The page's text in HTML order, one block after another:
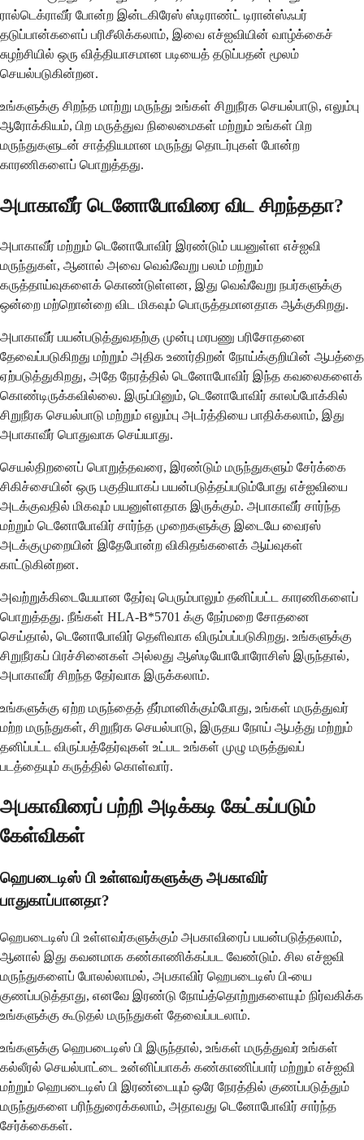
ரால்டெக்ராவீர் போன்ற இன்டகிரேஸ் ஸ்டிராண்ட் டிரான்ஸ்ஃபர்
தடுப்பான்களைப் பரிசீலிக்கலாம், இவை எச்ஐவியின் வாழ்க்கைச்
சுழற்சியில் ஒரு வித்தியாசமான படியைத் தடுப்பதன் மூலம்
செயல்படுகின்றன.
உங்களுக்கு சிறந்த மாற்று மருந்து உங்கள் சிறுநீரக செயல்பாடு, எலும்பு
ஆரோக்கியம், பிற மருத்துவ நிலைமைகள் மற்றும் உங்கள் பிற
மருந்துகளுடன் சாத்தியமான மருந்து தொடர்புகள் போன்ற
காரணிகளைப் பொறுத்தது.
அபாகாவீர் டெனோபோவிரை விட சிறந்ததா?
அபாகாவீர் மற்றும் டெனோபோவிர் இரண்டும் பயனுள்ள எச்ஐவி
மருந்துகள், ஆனால் அவை வெவ்வேறு பலம் மற்றும்
கருத்தாய்வுகளைக் கொண்டுள்ளன, இது வெவ்வேறு நபர்களுக்கு
ஒன்றை மற்றொன்றை விட மிகவும் பொருத்தமானதாக ஆக்குகிறது.
அபாகாவீர் பயன்படுத்துவதற்கு முன்பு மரபணு பரிசோதனை
தேவைப்படுகிறது மற்றும் அதிக உணர்திறன் நோய்க்குறியின் ஆபத்தை
ஏற்படுத்துகிறது, அதே நேரத்தில் டெனோபோவிர் இந்த கவலைகளைக்
கொண்டிருக்கவில்லை. இருப்பினும், டெனோபோவிர் காலப்போக்கில்
சிறுநீரக செயல்பாடு மற்றும் எலும்பு அடர்த்தியை பாதிக்கலாம், இது
அபாகாவீர் பொதுவாக செய்யாது.
செயல்திறனைப் பொறுத்தவரை, இரண்டும் மருந்துகளும் சேர்க்கை
சிகிச்சையின் ஒரு பகுதியாகப் பயன்படுத்தப்படும்போது எச்ஐவியை
அடக்குவதில் மிகவும் பயனுள்ளதாக இருக்கும். அபாகாவீர் சார்ந்த
மற்றும் டெனோபோவிர் சார்ந்த முறைகளுக்கு இடையே வைரஸ்
அடக்குமுறையின் இதேபோன்ற விகிதங்களைக் ஆய்வுகள்
காட்டுகின்றன.
அவற்றுக்கிடையேயான தேர்வு பெரும்பாலும் தனிப்பட்ட காரணிகளைப்
பொறுத்தது. நீங்கள் HLA-B*5701 க்கு நேர்மறை சோதனை
செய்தால், டெனோபோவிர் தெளிவாக விரும்பப்படுகிறது. உங்களுக்கு
சிறுநீரகப் பிரச்சினைகள் அல்லது ஆஸ்டியோபோரோசிஸ் இருந்தால்,
அபாகாவீர் சிறந்த தேர்வாக இருக்கலாம்.
உங்களுக்கு ஏற்ற மருந்தைத் தீர்மானிக்கும்போது, ​​உங்கள் மருத்துவர்
மற்ற மருந்துகள், சிறுநீரக செயல்பாடு, இருதய நோய் ஆபத்து மற்றும்
தனிப்பட்ட விருப்பத்தேர்வுகள் உட்பட உங்கள் முழு மருத்துவப்
படத்தையும் கருத்தில் கொள்வார்.
அபகாவிரைப் பற்றி அடிக்கடி கேட்கப்படும்
கேள்விகள்
ஹெபடைடிஸ் பி உள்ளவர்களுக்கு அபகாவிர்
பாதுகாப்பானதா?
ஹெபடைடிஸ் பி உள்ளவர்களுக்கும் அபகாவிரைப் பயன்படுத்தலாம்,
ஆனால் இது கவனமாக கண்காணிக்கப்பட வேண்டும். சில எச்ஐவி
மருந்துகளைப் போலல்லாமல், அபகாவிர் ஹெபடைடிஸ் பி-யை
குணப்படுத்தாது, எனவே இரண்டு நோய்த்தொற்றுகளையும் நிர்வகிக்க
உங்களுக்கு கூடுதல் மருந்துகள் தேவைப்படலாம்.
உங்களுக்கு ஹெபடைடிஸ் பி இருந்தால், உங்கள் மருத்துவர் உங்கள்
கல்லீரல் செயல்பாட்டை உன்னிப்பாகக் கண்காணிப்பார் மற்றும் எச்ஐவி
மற்றும் ஹெபடைடிஸ் பி இரண்டையும் ஒரே நேரத்தில் குணப்படுத்தும்
மருந்துகளை பரிந்துரைக்கலாம், அதாவது டெனோபோவிர் சார்ந்த
சேர்க்கைகள்.